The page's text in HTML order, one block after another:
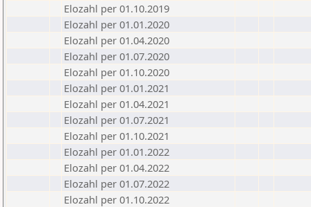
Elozahl per 01.10.2019
Elozahl per 01.01.2020
Elozahl per 01.04.2020
Elozahl per 01.07.2020
Elozahl per 01.10.2020
Elozahl per 01.01.2021
Elozahl per 01.04.2021
Elozahl per 01.07.2021
Elozahl per 01.10.2021
Elozahl per 01.01.2022
Elozahl per 01.04.2022
Elozahl per 01.07.2022
Elozahl per 01.10.2022